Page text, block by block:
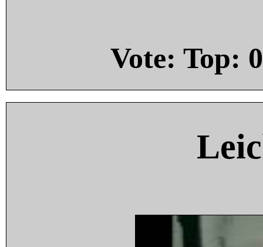
Vote: Top: 0